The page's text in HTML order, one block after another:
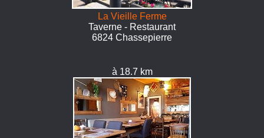
La Vieille Ferme
Taverne - Restaurant
6824 Chassepierre
à 18.7 km